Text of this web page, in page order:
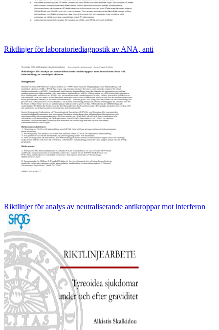
Riktlinjer för laboratoriediagnostik av ANA, anti
Riktlinjer för analys av neutraliserande antikroppar mot interferon